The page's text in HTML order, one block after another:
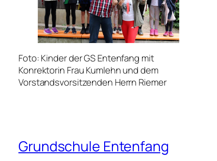
Foto: Kinder der GS Entenfang mit
Konrektorin Frau Kumlehn und dem
Vorstandsvorsitzenden Herrn Riemer
Grundschule Entenfang